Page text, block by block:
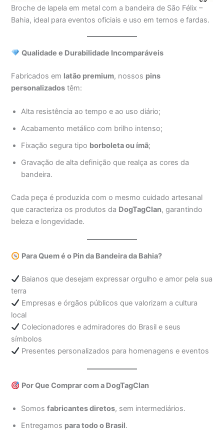
Broche de lapela em metal com a bandeira de São Félix –
Bahia, ideal para eventos oficiais e uso em ternos e fardas.
Qualidade e Durabilidade Incomparáveis
Fabricados em latão premium, nossos pins
personalizados têm:
Alta resistência ao tempo e ao uso diário;
Acabamento metálico com brilho intenso;
Fixação segura tipo borboleta ou ímã;
Gravação de alta definição que realça as cores da
bandeira.
Cada peça é produzida com o mesmo cuidado artesanal
que caracteriza os produtos da DogTagClan, garantindo
beleza e longevidade.
Para Quem é o Pin da Bandeira da Bahia?
Baianos que desejam expressar orgulho e amor pela sua
terra
Empresas e órgãos públicos que valorizam a cultura
local
Colecionadores e admiradores do Brasil e seus
símbolos
Presentes personalizados para homenagens e eventos
Por Que Comprar com a DogTagClan
Somosfabricantes diretos, sem intermediários.
Entregamos para todo o Brasil.